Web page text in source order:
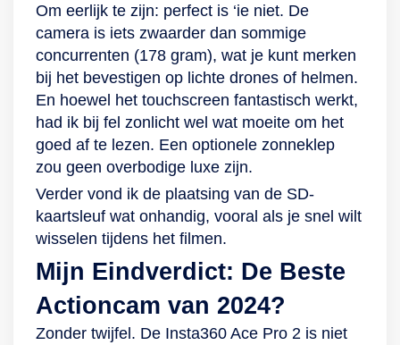
Om eerlijk te zijn: perfect is ‘ie niet. De
camera is iets zwaarder dan sommige
concurrenten (178 gram), wat je kunt merken
bij het bevestigen op lichte drones of helmen.
En hoewel het touchscreen fantastisch werkt,
had ik bij fel zonlicht wel wat moeite om het
goed af te lezen. Een optionele zonneklep
zou geen overbodige luxe zijn.
Verder vond ik de plaatsing van de SD-
kaartsleuf wat onhandig, vooral als je snel wilt
wisselen tijdens het filmen.
Mijn Eindverdict: De Beste
Actioncam van 2024?
Zonder twijfel. De Insta360 Ace Pro 2 is niet